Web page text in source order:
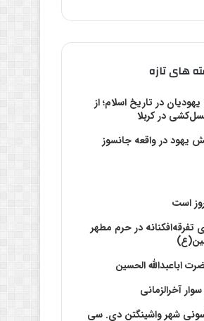
های تازه
در تاریخ اسلام؛ از
در کربلا
یهود در واقعه جانسوز
است
در حرم مطهر
اباعبدالله الحسین
آخرالزمانی
شهر واشينگتن دی. سی